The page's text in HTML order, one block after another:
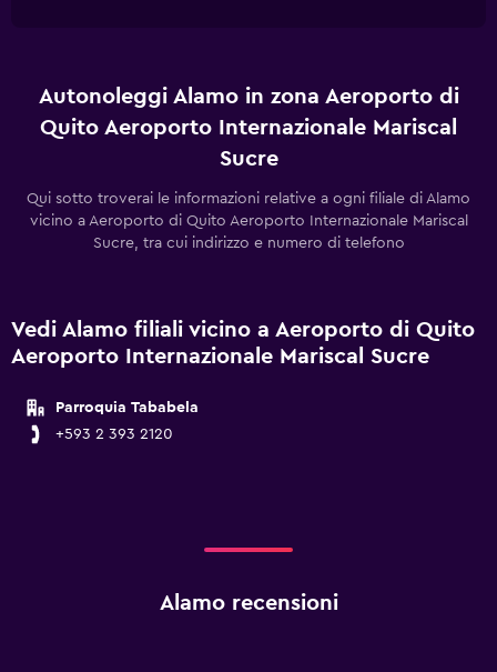
Autonoleggi Alamo in zona Aeroporto di
Quito Aeroporto Internazionale Mariscal
Sucre
Qui sotto troverai le informazioni relative a ogni filiale di Alamo
vicino a Aeroporto di Quito Aeroporto Internazionale Mariscal
Sucre, tra cui indirizzo e numero di telefono
Vedi Alamo filiali vicino a Aeroporto di Quito
Aeroporto Internazionale Mariscal Sucre
Parroquia Tababela
+593 2 393 2120
Alamo recensioni